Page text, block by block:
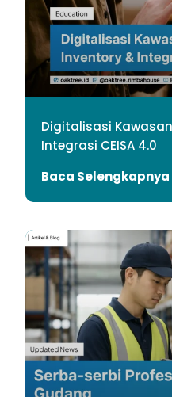
Digitalisasi
Integrasi CEISA 4.0
Baca Selengkapnya